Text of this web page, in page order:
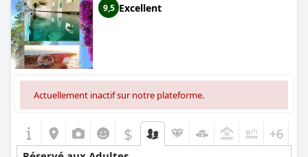
9,5 Excellent
Actuellement inactif sur notre plateforme.
$ +6